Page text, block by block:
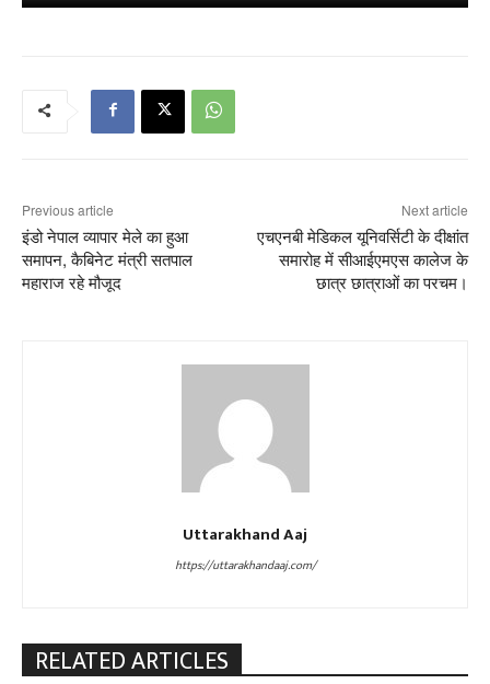
Previous article
इंडो नेपाल व्यापार मेले का हुआ
समापन, कैबिनेट मंत्री सतपाल
महाराज रहे मौजूद
Next article
एचएनबी मेडिकल यूनिवर्सिटी के दीक्षांत
समारोह में सीआईएमएस कालेज के
छात्र छात्राओं का परचम।
Uttarakhand Aaj
https://uttarakhandaaj.com/
RELATED ARTICLES